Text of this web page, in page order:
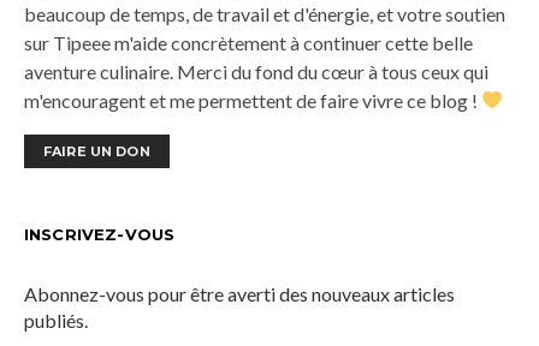
beaucoup de temps, de travail et d'énergie, et votre soutien
sur Tipeee m'aide concrètement à continuer cette belle
aventure culinaire. Merci du fond du cœur à tous ceux qui
m'encouragent et me permettent de faire vivre ce blog !
FAIRE UN DON
INSCRIVEZ-VOUS
Abonnez-vous pour être averti des nouveaux articles
publiés.